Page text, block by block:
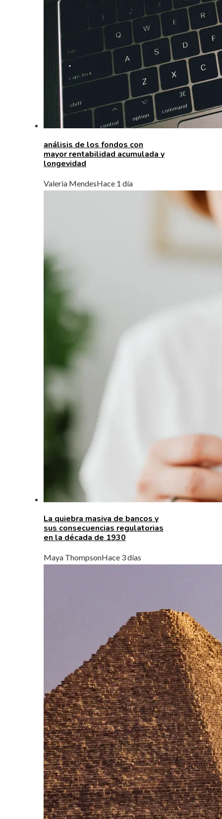
análisis de los fondos con
mayor rentabilidad acumulada y
longevidad
Valeria MendesHace 1 día
La quiebra masiva de bancos y
sus consecuencias regulatorias
en la década de 1930
Maya ThompsonHace 3 días